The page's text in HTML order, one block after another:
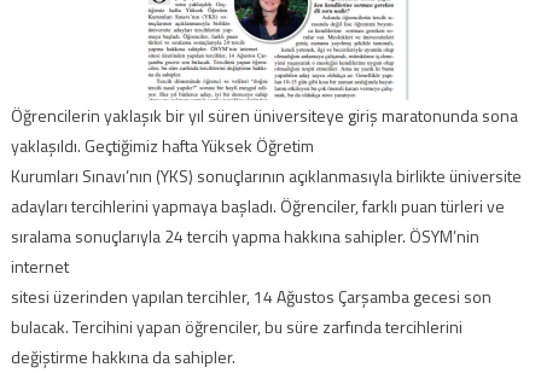
Öğrencilerin yaklaşık bir yıl süren üniversiteye giriş maratonunda sona
yaklaşıldı. Geçtiğimiz hafta Yüksek Öğretim
Kurumları Sınavı’nın (YKS) sonuçlarının açıklanmasıyla birlikte üniversite
adayları tercihlerini yapmaya başladı. Öğrenciler, farklı puan türleri ve
sıralama sonuçlarıyla 24 tercih yapma hakkına sahipler. ÖSYM’nin
internet
sitesi üzerinden yapılan tercihler, 14 Ağustos Çarşamba gecesi son
bulacak. Tercihini yapan öğrenciler, bu süre zarfında tercihlerini
değiştirme hakkına da sahipler.